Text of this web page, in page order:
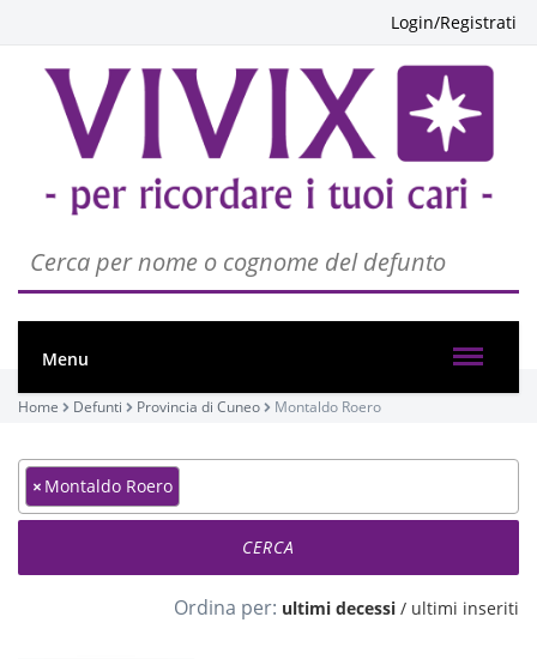
Login/Registrati
Menu
Home Defunti Provincia di Cuneo Montaldo Roero
× Montaldo Roero
Ordina per: ultimi decessi / ultimi inseriti